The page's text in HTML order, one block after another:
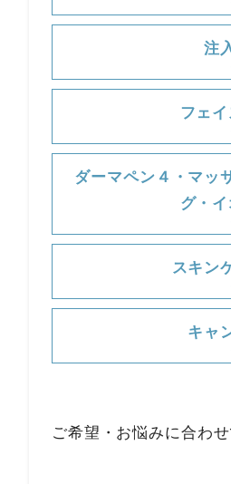
注
フェ
ダーマペン４・マッ
グ・
スキン
キャ
ご希望・お悩みに合わ